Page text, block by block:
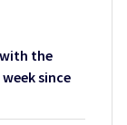
the
since